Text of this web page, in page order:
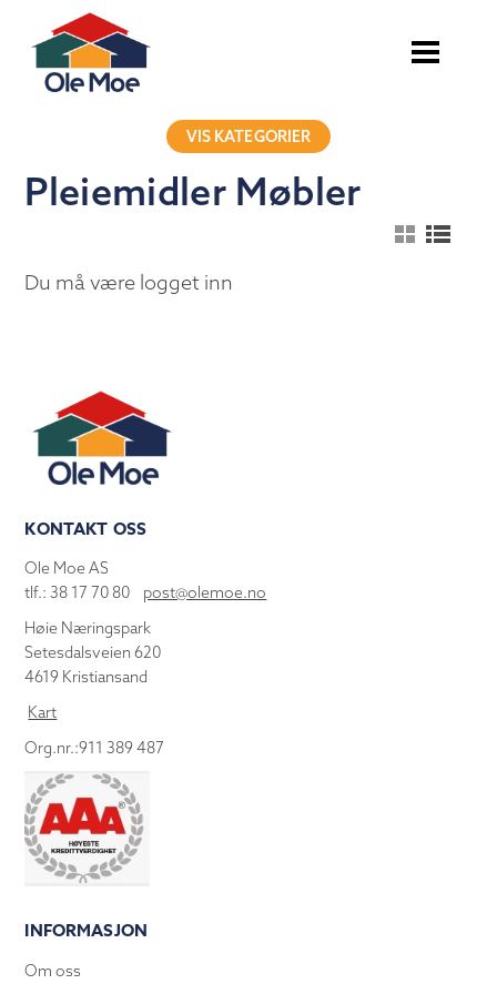
VIS KATEGORIER
Pleiemidler Møbler
Du må være logget inn
KONTAKT OSS
Ole Moe AS
tlf.: 38 17 70 80 post@olemoe.no
Høie Næringspark
Setesdalsveien 620
4619 Kristiansand
Kart
Org.nr.:911 389 487
INFORMASJON
Om oss